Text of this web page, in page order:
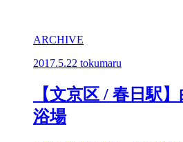
ARCHIVE
2017.5.22 tokumaru
【文京区 / 春日駅
浴場